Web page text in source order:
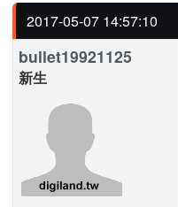
2017-05-07 14:57:10
bullet19921125
新生